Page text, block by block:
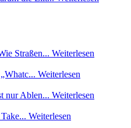
Straßen... Weiterlesen
Weiterlesen
nur Ablen... Weiterlesen
Weiterlesen